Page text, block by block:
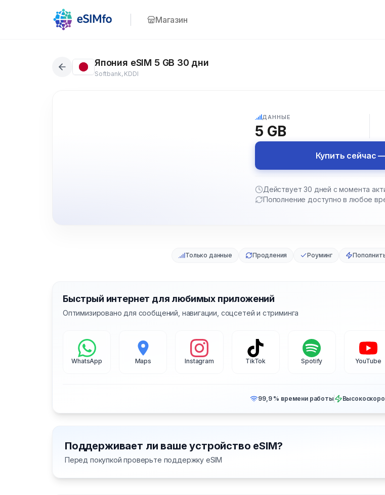
Магазин
Япония eSIM 5 GB 30 дни
Softbank, KDDI
ДАННЫЕ
5 GB
Купить сейчас
Действует 30 дней с момента
Пополнение доступно в любое
Только данные Продления Роуминг
Быстрый интернет для любимых приложений
Оптимизировано для сообщений, навигации, соцсетей и стриминга
WhatsApp Maps Instagram TikTok Spotify YouTube
99,9 % времени работы
Поддерживает ли ваше устройство eSIM?
Перед покупкой проверьте поддержку eSIM